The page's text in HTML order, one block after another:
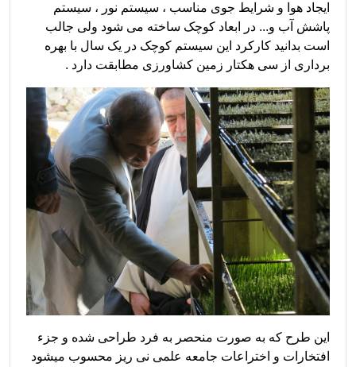
ایجاد هوا و شرایط جوی مناسب ، سیستم نور ، سیستم
پاشش آب و... در ابعاد کوچک ساخته می شود ولی جالب
است بدانید کارکرد این سیستم کوچک در یک سال با بهره
برداری از سی هکتار زمین کشاورزی مطابقت دارد .
این طرح که به صورت منحصر به فرد طراحی شده و جزء
افتخارات و اختراعات جامعه علمی نی ریز محسوب میشود